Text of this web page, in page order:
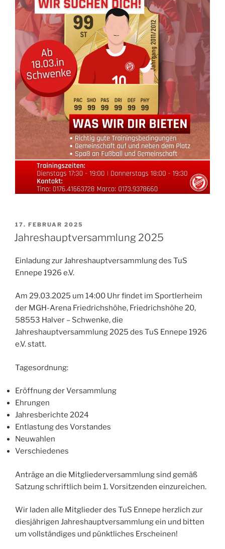
VERÖFFENTLICHT
AM
17. FEBRUAR 2025
Jahreshauptversammlung 2025
Einladung zur Jahreshauptversammlung des TuS
Ennepe 1926 e.V.
Am 29.03.2025 um 14:00 Uhr findet im Sportlerheim
der MGH-Arena Friedrichshöhe, Friedrichshöhe 20,
58553 Halver – Schwenke, die
Jahreshauptversammlung 2025 des TuS Ennepe 1926
e.V. statt.
Tagesordnung:
Eröffnung der Versammlung
Ehrungen
Jahresberichte 2024
Entlastung des Vorstandes
Neuwahlen
Verschiedenes
Anträge an die Mitgliederversammlung sind gemäß
Satzung schriftlich beim 1. Vorsitzenden einzureichen.
Wir laden alle Mitglieder des TuS Ennepe herzlich zur
diesjährigen Jahreshauptversammlung ein und bitten
um vollständiges und pünktliches Erscheinen!